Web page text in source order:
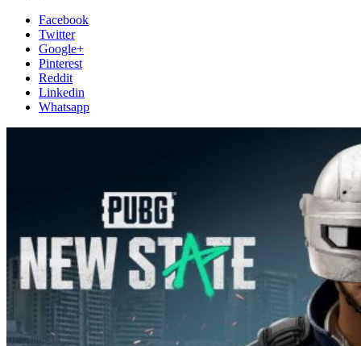
Facebook
Twitter
Google+
Pinterest
Reddit
Linkedin
Whatsapp